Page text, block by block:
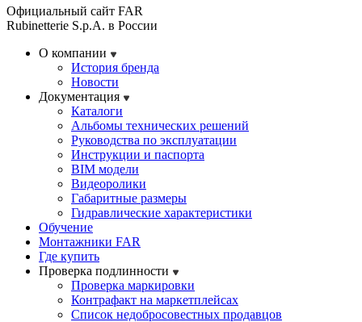
Официальный сайт FAR
Rubinetterie S.p.A. в России
О компании
История бренда
Новости
Документация
Каталоги
Альбомы технических решений
Руководства по эксплуатации
Инструкции и паспорта
BIM модели
Видеоролики
Габаритные размеры
Гидравлические характеристики
Обучение
Монтажники FAR
Где купить
Проверка подлинности
Проверка маркировки
Контрафакт на маркетплейсах
Cписок недобросовестных продавцов